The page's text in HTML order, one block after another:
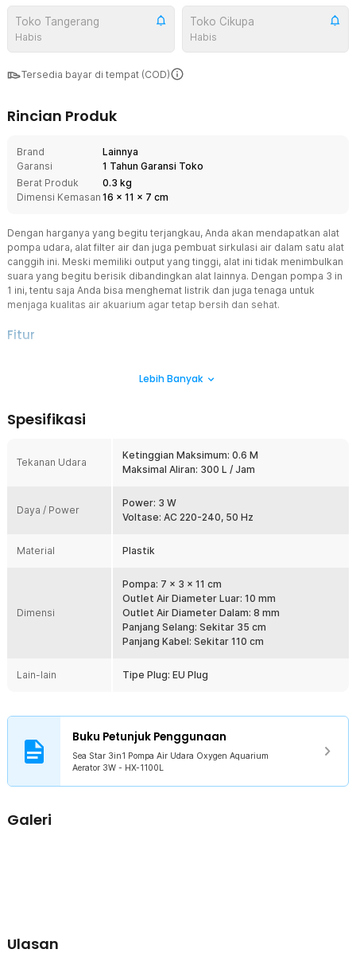
Toko Tangerang
Habis
Toko Cikupa
Habis
Tersedia bayar di tempat (COD)
Rincian Produk
Brand
Lainnya
Garansi
1 Tahun Garansi Toko
Berat Produk
0.3 kg
Dimensi Kemasan 16 x 11 x 7 cm
Dengan harganya yang begitu terjangkau, Anda akan mendapatkan alat
pompa udara, alat filter air dan juga pembuat sirkulasi air dalam satu alat
canggih ini. Meski memiliki output yang tinggi, alat ini tidak menimbulkan
suara yang begitu berisik dibandingkan alat lainnya. Dengan pompa 3 in
1 ini, tentu saja Anda bisa menghemat listrik dan juga tenaga untuk
menjaga kualitas air akuarium agar tetap bersih dan sehat.
Fitur
Alat ini memiliki 3 fungsi utama yaitu sebagai pompa udara, alat filter
efisien dan efektif.
Saatnya tinggalkan mesin aerator Anda yang begitu berisik dan
mengganggu ketenangan rumah Anda. Dengan aerator akuarium ini,
mengeluarkan suara yang kecil dan tidak berisik.
untuk penggunaan jangka panjang. Pompa ini juga cocok digunakan
Kelengkapan Produk
Rincian yang Anda dapatkan untuk pembelian produk ini:
1 x Sea Star 3in1 Pompa Air Udara Oxygen Aquarium Aerator 3W
1 x Braket
Lebih Banyak
Spesifikasi
Tekanan Udara
Ketinggian Maksimum: 0.6 M
Maksimal Aliran: 300 L / Jam
Daya / Power
Power: 3 W
Voltase: AC 220-240, 50 Hz
Material Plastik
Dimensi
Pompa: 7 x 3 x 11 cm
Outlet Air Diameter Luar: 10 mm
Outlet Air Diameter Dalam: 8 mm
Panjang Selang: Sekitar 35 cm
Panjang Kabel: Sekitar 110 cm
Lain-lain Tipe Plug: EU Plug
Buku Petunjuk Penggunaan
Sea Star 3in1 Pompa Air Udara Oxygen Aquarium
Aerator 3W - HX-1100L
Galeri
Ulasan